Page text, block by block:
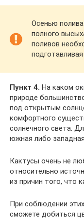
Осенью
полного
поливов
Пункт 4. На каком
природе
под открытым
комфортного
солнечного света.
южная либо
Кактусы очень не
относительно
из причин того, что
При соблюдении
сможете добиться